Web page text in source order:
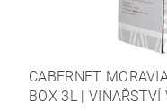
CABERNET
BOX 3L | VINAŘSTVÍ